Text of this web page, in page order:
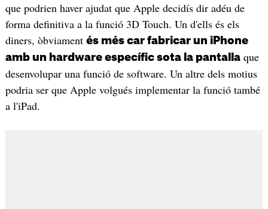
que podrien haver ajudat que Apple decidís dir adéu de
forma definitiva a la funció 3D Touch. Un d'ells és els
diners, òbviament és més car fabricar un iPhone
amb un hardware específic sota la pantallaque
desenvolupar una funció de software. Un altre dels motius
podria ser que Apple volgués implementar la funció també
a l'iPad.